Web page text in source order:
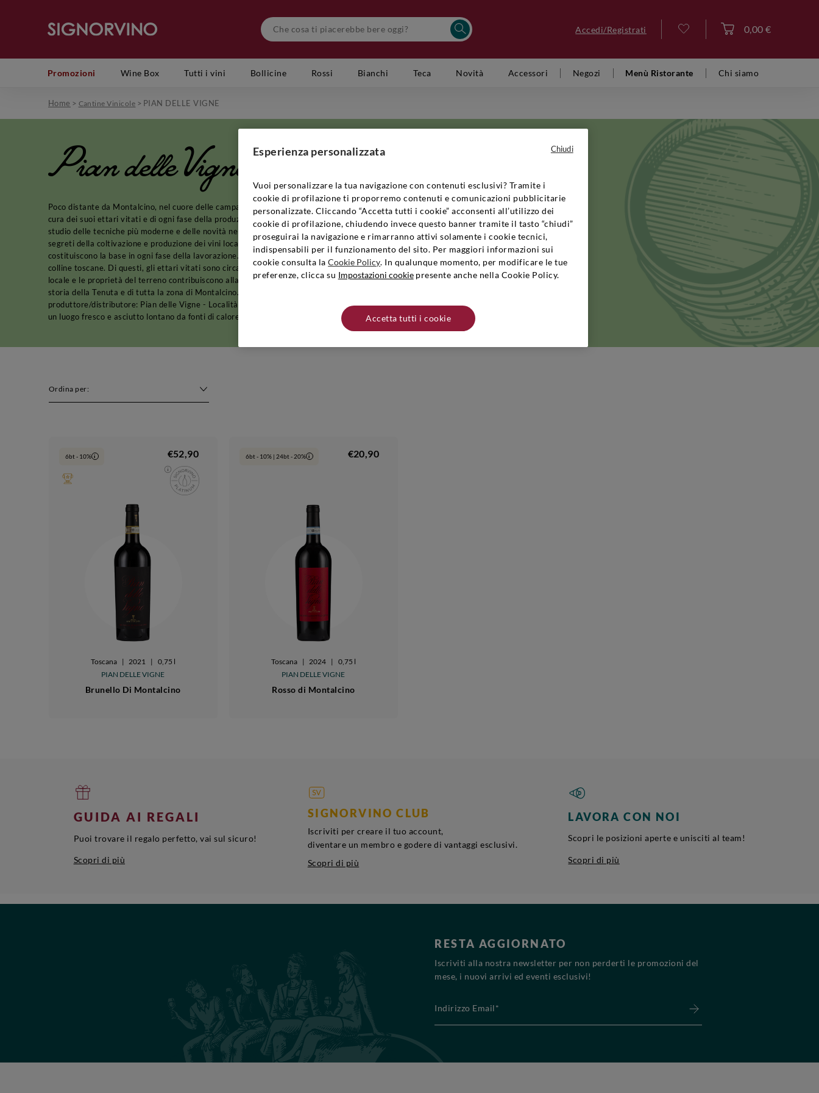
Accedi/Registrati 0,00 €
Promozioni Wine Box Tutti i vini Bollicine Rossi Bianchi Teca Novità Accessori Negozi Menù Ristorante Chi siamo
Home > Cantine Vinicole > PIAN DELLE VIGNE
Pian delle Vigne
Poco distante da Montalcino, nel cuore delle campagne toscane, si trova la Tenuta Pian delle Vigne. Da anni, la famiglia Antinori si prende
cura dei suoi ettari vitati e di ogni fase della produzione, alla ricerca di un prodotto finale innovativo e ricco di sfaccettature. Nonostante lo
studio delle tecniche più moderne e delle novità nel campo della viticoltura, il lavoro della Tenuta si basa sempre su solide tradizioni locali. I
segreti della coltivazione e produzione dei vini locali si fondano su saperi antichi e tramandati di generazione in generazione e ancora oggi
costituiscono la base in ogni fase della lavorazione. La Tenuta vanta circa 184 ettari di terreno, che si estendono lungo i dolci profili delle
colline toscane. Di questi, gli ettari vitati sono circa sessanta, che si alternano su un terreno a 130 metri sul livello del mare. Il microclima
locale e le proprietà del terreno contribuiscono alla creazione di un vino toscanoprestigioso e tradizionale, in grado di raccontare al meglio la
storia della Tenuta e di tutta la zona di Montalcino. L’azienda è famosa soprattutto per la produzione di
produttore/distributore: Pian delle Vigne - Località Pian delle Vigne - 53024 Montalcino (SI). I prodotti di questa cantina vanno conservati in
un luogo fresco e asciutto lontano da fonti di calore.
Ordina per:
6bt - 10% i €52,90
Toscana | 2021 | 0,75 l
PIAN DELLE VIGNE
Brunello Di Montalcino
6bt - 10% | 24bt - 20% i €20,90
Toscana | 2024 | 0,75 l
PIAN DELLE VIGNE
Rosso di Montalcino
GUIDA AI REGALI
Puoi trovare il regalo perfetto, vai sul sicuro!
Scopri di più
SIGNORVINO CLUB
Iscriviti per creare il tuo account,
diventare un membro e godere di vantaggi esclusivi.
Scopri di più
LAVORA CON NOI
Scopri le posizioni aperte e unisciti al team!
Scopri di più
RESTA AGGIORNATO
Iscriviti alla nostra newsletter per non perderti le promozioni del
mese, i nuovi arrivi ed eventi esclusivi!
Esperienza personalizzata
Vuoi personalizzare la tua navigazione con contenuti esclusivi? Tramite i
cookie di profilazione ti proporremo contenuti e comunicazioni pubblicitarie
personalizzate. Cliccando “Accetta tutti i cookie” acconsenti all’utilizzo dei
cookie di profilazione, chiudendo invece questo banner tramite il tasto “chiudi”
proseguirai la navigazione e rimarranno attivi solamente i cookie tecnici,
indispensabili per il funzionamento del sito. Per maggiori informazioni sui
cookie consulta laCookie Policy. In qualunque momento, per modificare le tue
preferenze, clicca su Impostazioni cookiepresente anche nella Cookie Policy.
Accetta tutti i cookie
Chiudi